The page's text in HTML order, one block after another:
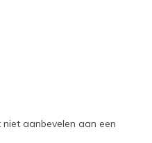
niet aanbevelen aan een